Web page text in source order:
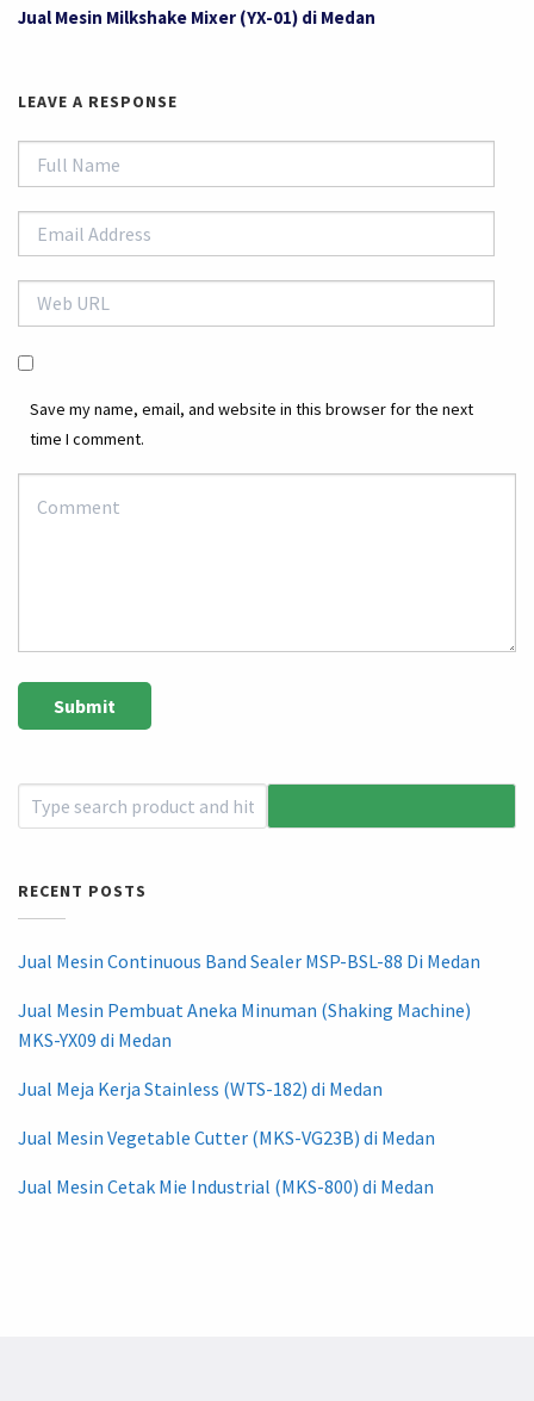
Jual Mesin Milkshake Mixer (YX-01) di Medan
LEAVE A RESPONSE
Save my name, email, and website in this browser for the next
time I comment.
RECENT POSTS
Jual Mesin Continuous Band Sealer MSP-BSL-88 Di Medan
Jual Mesin Pembuat Aneka Minuman (Shaking Machine)
MKS-YX09 di Medan
Jual Meja Kerja Stainless (WTS-182) di Medan
Jual Mesin Vegetable Cutter (MKS-VG23B) di Medan
Jual Mesin Cetak Mie Industrial (MKS-800) di Medan